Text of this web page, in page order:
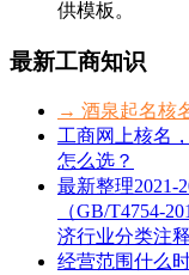
供模板。
最新工商知识
→ 酒泉起名核
工商网上核名
怎么选？
最新整理2021-
（GB/T4754-
济行业分类注
经营范围什么